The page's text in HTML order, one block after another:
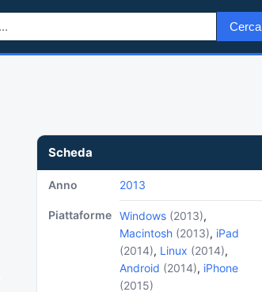
Cerca
Scheda
Anno 2013
Piattaforme Windows (2013),
Macintosh (2013), iPad
(2014), Linux (2014),
Android (2014), iPhone
(2015)